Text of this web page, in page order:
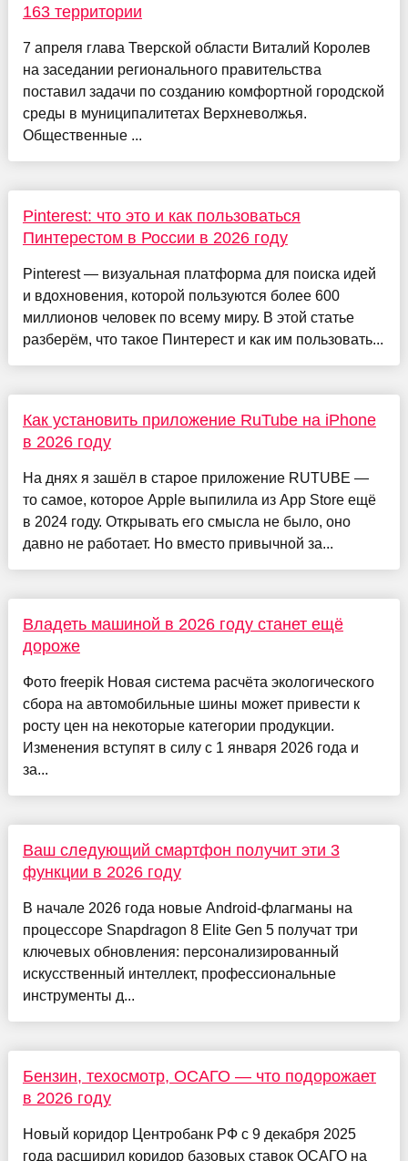
163 территории
7 апреля глава Тверской области Виталий Королев
на заседании регионального правительства
поставил задачи по созданию комфортной городской
среды в муниципалитетах Верхневолжья.
Общественные ...
Pinterest: что это и как пользоваться
Пинтерестом в России в 2026 году
Pinterest — визуальная платформа для поиска идей
и вдохновения, которой пользуются более 600
миллионов человек по всему миру. В этой статье
разберём, что такое Пинтерест и как им пользовать...
Как установить приложение RuTube на iPhone
в 2026 году
На днях я зашёл в старое приложение RUTUBE —
то самое, которое Apple выпилила из App Store ещё
в 2024 году. Открывать его смысла не было, оно
давно не работает. Но вместо привычной за...
Владеть машиной в 2026 году станет ещё
дороже
Фото freepik Новая система расчёта экологического
сбора на автомобильные шины может привести к
росту цен на некоторые категории продукции.
Изменения вступят в силу с 1 января 2026 года и
за...
Ваш следующий смартфон получит эти 3
функции в 2026 году
В начале 2026 года новые Android-флагманы на
процессоре Snapdragon 8 Elite Gen 5 получат три
ключевых обновления: персонализированный
искусственный интеллект, профессиональные
инструменты д...
Бензин, техосмотр, ОСАГО — что подорожает
в 2026 году
Новый коридор Центробанк РФ с 9 декабря 2025
года расширил коридор базовых ставок ОСАГО на